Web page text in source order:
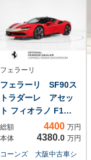
フェラーリ
フェラーリ SF90ス
トラダーレ アセッ
ト フィオラノ F1
DCT ...
総額 4400 万円
本体
4380.0 万円
コーンズ 大阪中古車シ